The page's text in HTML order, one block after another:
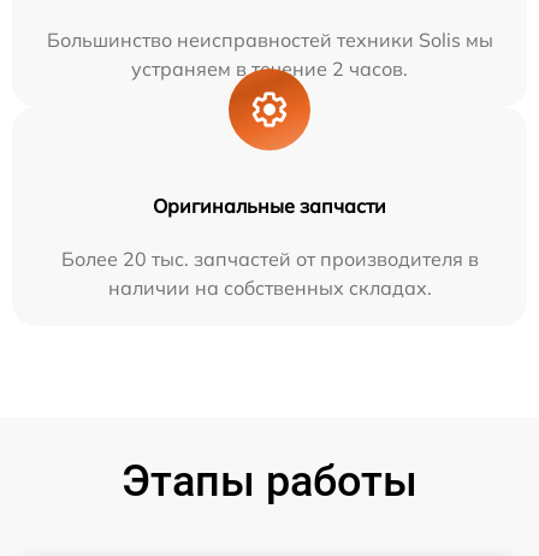
Большинство неисправностей техники Solis мы
устраняем в течение 2 часов.
Оригинальные запчасти
Более 20 тыс. запчастей от производителя в
наличии на собственных складах.
Этапы работы